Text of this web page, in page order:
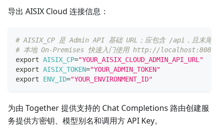
导出 AISIX Cloud 连接信息：
# AISIX_CP 是 Admin API 基础 URL；应包含 /api，且末尾不
# 本地 On-Premises 快速入门使用 http://
export AISIX_CP="YOUR_AISIX_CLOUD_ADMIN_API_URL"
export AISIX_TOKEN="YOUR_ADMIN_TOKEN"
export
ENV_ID="YOUR_ENVIRONMENT_ID"
为由 Together 提供支持的 Chat Completions 路由创建服
务提供方密钥、模型别名和调用方 API Key。